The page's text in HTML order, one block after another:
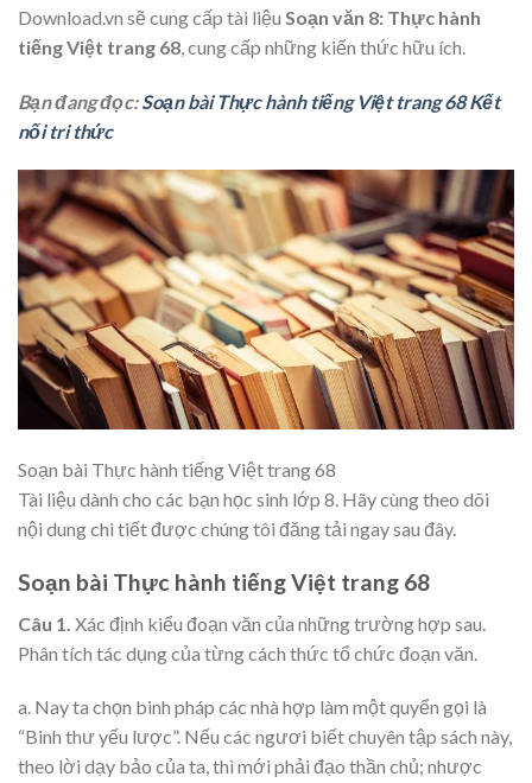
Download.vn sẽ cung cấp tài liệu Soạn văn 8: Thực hành
tiếng Việt trang 68 , cung cấp những kiến thức hữu ích.
Bạn đang đọc:Soạn bài Thực hành tiếng Việt trang 68 Kết
nối tri thức
Soạn bài Thực hành tiếng Việt trang 68
Tài liệu dành cho các bạn học sinh lớp 8. Hãy cùng theo dõi
nội dung chi tiết được chúng tôi đăng tải ngay sau đây.
Soạn bài Thực hành tiếng Việt trang 68
Câu 1. Xác định kiểu đoạn văn của những trường hợp sau.
Phân tích tác dụng của từng cách thức tổ chức đoạn văn.
a. Nay ta chọn binh pháp các nhà hợp làm một quyển gọi là
“Binh thư yếu lược”. Nếu các ngươi biết chuyên tập sách này,
theo lời dạy bảo của ta, thì mới phải đạo thần chủ; nhược